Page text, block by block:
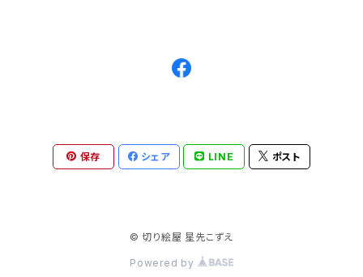
保存 シェア LINE ポスト
© 切り絵屋 星先こずえ
Powered by